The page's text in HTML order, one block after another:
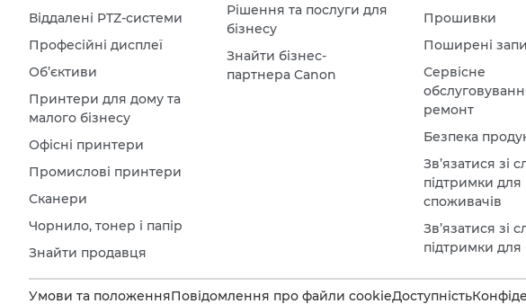
Віддалені PTZ-системи
Професійні дисплеї
Об’єктиви
Принтери для дому та
малого бізнесу
Офісні принтери
Промислові принтери
Сканери
Чорнило, тонер і папір
Знайти продавця
Рішення та послуги для
бізнесу
Знайти бізнес-
партнера Canon
Прошивки
Поширені
Сервісне
ремонт
Безпека
Зв’язатися зі
підтримки для
споживачів
Зв’язатися зі
підтримки для
Умови та положенняПовідомлення про файли cookieДоступність